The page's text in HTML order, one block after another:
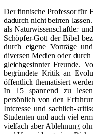
Der finnische Professor für
dadurch nicht beirren
als Naturwissenschaftler
Schöpfer-Gott der Bibel
durch eigene Vorträge
diversen Medien oder
gleichgesinnter Freunde.
begründete Kritik an
öffentlich thematisiert
In 15 spannend zu
persönlich von den
Interesse und sachlich-
Studenten und auch viel
vielfach aber Ablehnung